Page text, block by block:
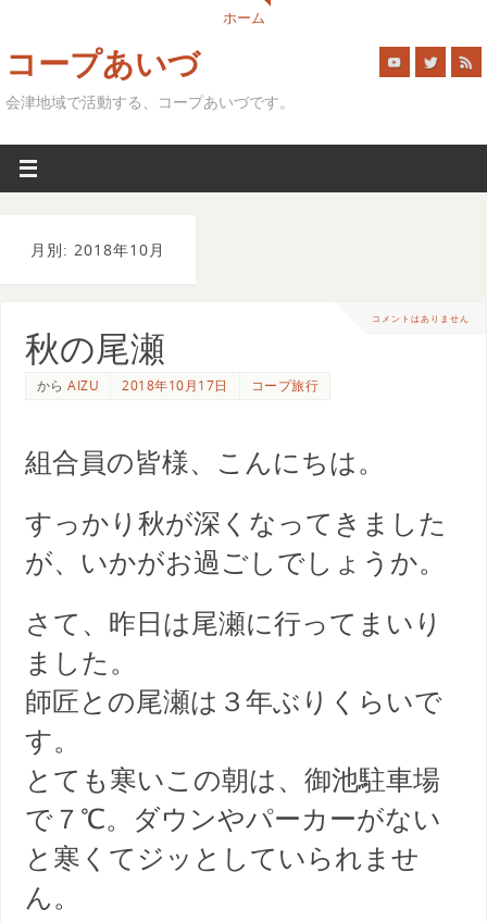
ホーム
コープあいづ
会津地域で活動する、コープあいづです。
月別: 2018年10月
コメントはありません
秋の尾瀬
からAIZU 2018年10月17日 コープ旅行
組合員の皆様、こんにちは。
すっかり秋が深くなってきました
が、いかがお過ごしでしょうか。
さて、昨日は尾瀬に行ってまいり
ました。
師匠との尾瀬は３年ぶりくらいで
す。
とても寒いこの朝は、御池駐車場
で７℃。ダウンやパーカーがない
と寒くてジッとしていられませ
ん。